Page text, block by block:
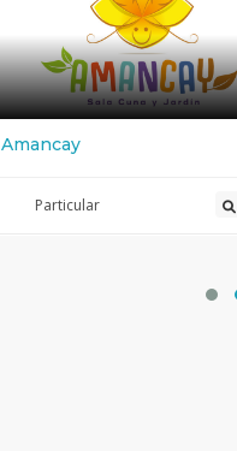
Amancay
Particular